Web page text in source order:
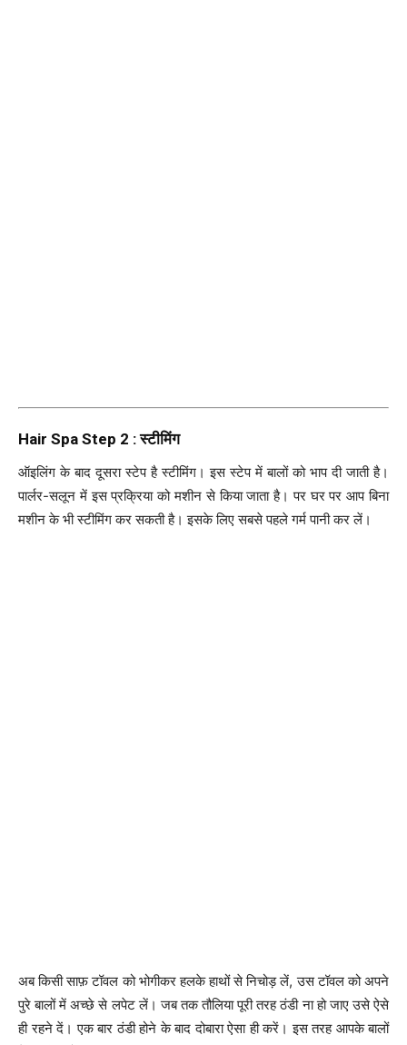
Hair Spa Step 2 : स्टीमिंग
ऑइलिंग के बाद दूसरा स्टेप है स्टीमिंग। इस स्टेप में बालों को भाप दी जाती है।
पार्लर-सलून में इस प्रक्रिया को मशीन से किया जाता है। पर घर पर आप बिना
मशीन के भी स्टीमिंग कर सकती है। इसके लिए सबसे पहले गर्म पानी कर लें।
अब किसी साफ़ टॉवल को भोगीकर हलके हाथों से निचोड़ लें, उस टॉवल को अपने
पुरे बालों में अच्छे से लपेट लें। जब तक तौलिया पूरी तरह ठंडी ना हो जाए उसे ऐसे
ही रहने दें। एक बार ठंडी होने के बाद दोबारा ऐसा ही करें। इस तरह आपके बालों